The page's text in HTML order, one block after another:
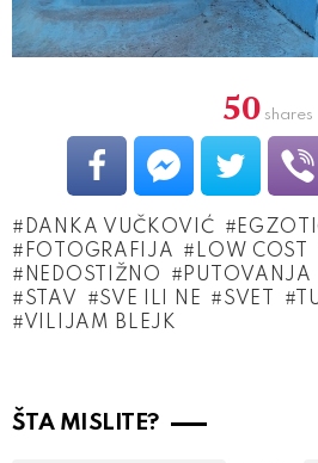
50 shares
DANKA VUČKOVIĆ
FOTOGRAFIJA
LOW COST
NEDOSTIŽNO
PUTOVANJA
STAV
SVE ILI NE SVET
VILIJAM BLEJK
ŠTA MISLITE?